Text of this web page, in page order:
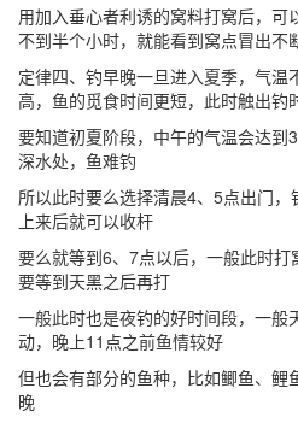
用加入垂心者利诱的窝料打窝后，可
不到半个小时，就能看到窝点冒出不
定律四、钓早晚一旦进入夏季，气温
高，鱼的觅食时间更短，此时触出钓
要知道初夏阶段，中午的气温会达到
深水处，鱼难钓
所以此时要么选择清晨4、5点出门
上来后就可以收杆
要么就等到6、7点以后，一般此时
要等到天黑之后再打
一般此时也是夜钓的好时间段，一般
动，晚上11点之前鱼情较好
但也会有部分的鱼种，比如鲫鱼、鲤
晚